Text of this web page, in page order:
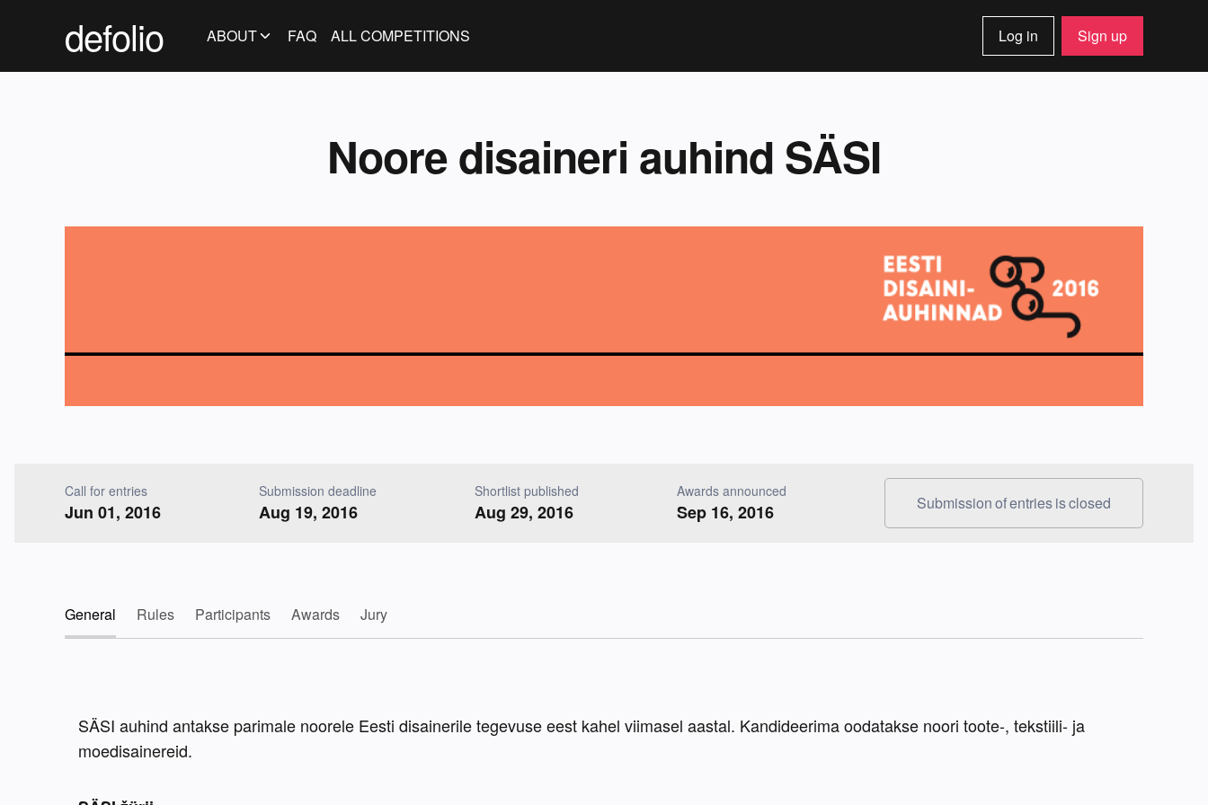
defolio ABOUT FAQ ALL COMPETITIONS Log in Sign up
Noore disaineri auhind SÄSI
Call for entries
Jun 01, 2016
Submission deadline
Aug 19, 2016
Shortlist published
Aug 29, 2016
Awards announced
Sep 16, 2016 Submission of entries is closed
General Rules Participants Awards Jury
SÄSI auhind antakse parimale noorele Eesti disainerile tegevuse eest kahel viimasel aastal. Kandideerima oodatakse noori toote-, tekstiili- ja
moedisainereid.